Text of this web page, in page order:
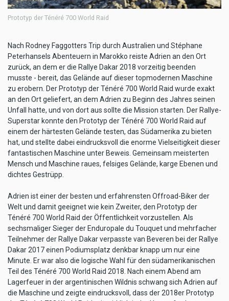
Prototyp der Ténéré 700 World Raid
Nach Rodney Faggotters Trip durch Australien und Stéphane
Peterhansels Abenteuern in Marokko reiste Adrien an den Ort
zurück, an dem er die Rallye Dakar 2018 vorzeitig beenden
musste - bereit, das Gelände auf dieser topmodernen Maschine
zu erobern. Der Prototyp der Ténéré 700 World Raid wurde exakt
an den Ort geliefert, an dem Adrien zu Beginn des Jahres seinen
Unfall hatte, und von dort aus sollte die Mission starten. Der Rallye-
Superstar konnte den Prototyp der Ténéré 700 World Raid auf
einem der härtesten Gelände testen, das Südamerika zu bieten
hat, und stellte dabei eindrucksvoll die enorme Vielseitigkeit dieser
fantastischen Maschine unter Beweis. Gemeinsam meisterten
Mensch und Maschine raues, felsiges Gelände, karge Ebenen und
dichtes Gestrüpp.
Adrien ist einer der besten und erfahrensten Offroad-Biker der
Welt und damit geeignet wie kein Zweiter, den Prototyp der
Ténéré 700 World Raid der Öffentlichkeit vorzustellen. Als
sechsmaliger Sieger der Enduropale du Touquet und mehrfacher
Teilnehmer der Rallye Dakar verpasste van Beveren bei der Rallye
Dakar 2017 einen Podiumsplatz denkbar knapp um nur eine
Minute. Er war also die logische Wahl für den südamerikanischen
Teil des Ténéré 700 World Raid 2018. Nach einem Abend am
Lagerfeuer in der argentinischen Wildnis schwang sich Adrien auf
die Maschine und zeigte eindrucksvoll, dass der 2018er Prototyp